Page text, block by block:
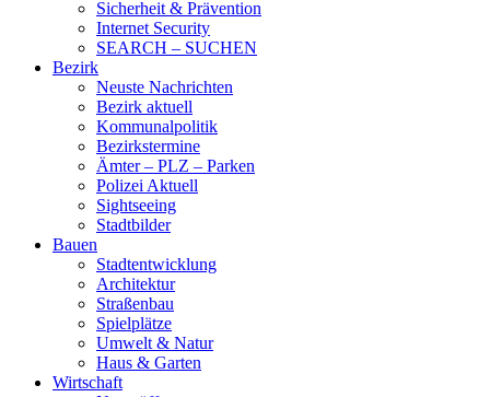
Sicherheit & Prävention
Internet Security
SEARCH – SUCHEN
Bezirk
Neuste Nachrichten
Bezirk aktuell
Kommunalpolitik
Bezirkstermine
Ämter – PLZ – Parken
Polizei Aktuell
Sightseeing
Stadtbilder
Bauen
Stadtentwicklung
Architektur
Straßenbau
Spielplätze
Umwelt & Natur
Haus & Garten
Wirtschaft